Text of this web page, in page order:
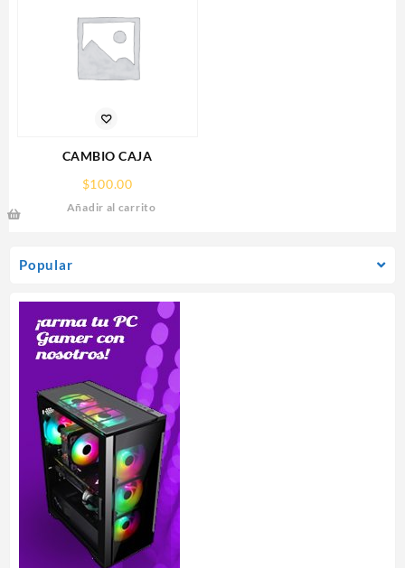
Popular
CAMBIO CAJA
$100.00
Añadir al carrito